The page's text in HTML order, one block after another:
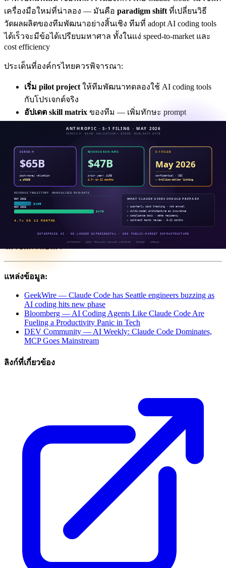
เครื่องมือใหม่ที่น่าลอง — มันคือ paradigm shift ที่เปลี่ยนวิธี
วัดผลผลิตของทีมพัฒนาอย่างสิ้นเชิง ทีมที่ adopt AI coding tools
ได้เร็วจะมีข้อได้เปรียบมหาศาล ทั้งในแง่ speed-to-market และ
cost efficiency
ประเด็นที่องค์กรไทยควรพิจารณา:
เริ่ม pilot project ให้ทีมพัฒนาทดลองใช้ AI coding tools
กับโปรเจกต์จริง
อัปเดต skill matrix ของทีม — เพิ่มทักษะ prompt
ทบทวน development processเพื่อรองรับ workflow ใหม่ที่
AI เป็นส่วนหนึ่ง
ประเมิน security policyสำหรับการใช้ AI กับ codebase ที่มี
ข้อมูลสำคัญ
Enersys เป็นตัวอย่างจริงขององค์กรที่ใช้ Claude Code ในการ
พัฒนาระบบ — ทีมของเราใช้ Claude Code ในการสร้างเว็บไซต์
Enersys ใหม่ทั้งหมดภายใน 1 สัปดาห์ ซึ่งเป็นงานที่ปกติต้องใช้
เวลาหลายเดือน — ผลลัพธ์ที่ยืนยันว่าตัวเลข productivity 2-10x
ไม่ใช่แค่โฆษณา
แหล่งข้อมูล:
GeekWire — Claude Code has Seattle engineers buzzing as
AI coding hits new phase
Bloomberg — AI Coding Agents Like Claude Code Are
Fueling a Productivity Panic in Tech
DEV Community — AI Weekly: Claude Code Dominates,
MCP Goes Mainstream
ลิงก์ที่เกี่ยวข้อง